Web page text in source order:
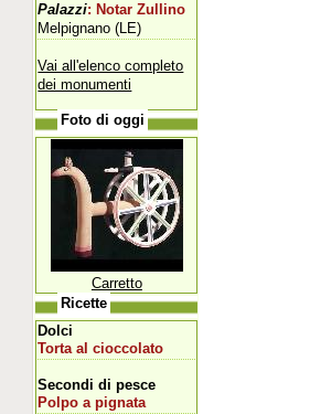
Palazzi: Notar Zullino
Melpignano (LE)
Vai all'elenco completo
dei monumenti
Foto di oggi
Carretto
Ricette
Dolci
Torta al cioccolato
Secondi di pesce
Polpo a pignata